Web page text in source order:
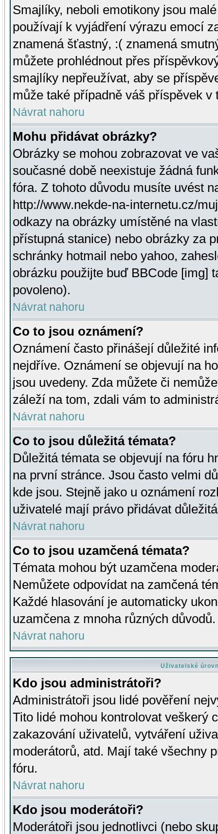
Smajlíky, neboli emotikony jsou
používají k vyjádření výrazu emocí
znamená šťastný, :( znamená
můžete prohlédnout přes
smajlíky nepřeužívat, aby se
může také případně váš příspěvek v
Návrat nahoru
Mohu přidávat obrázky?
Obrázky se mohou zobrazovat ve
současné době neexistuje žádná
fóra. Z tohoto důvodu musíte uvést
http://www.nekde-na-internetu.cz/
odkazy na obrázky umístěné na
přístupná stanice) nebo obrázky za
schránky hotmail nebo yahoo,
obrázku použijte buď BBCode [img]
povoleno).
Návrat nahoru
Co to jsou oznámení?
Oznámení často přinášejí důležité
nejdříve. Oznámení se objevují na
jsou uvedeny. Zda můžete či
záleží na tom, zdali vám to
Návrat nahoru
Co to jsou důležitá témata?
Důležitá témata se objevují na fóru
na první stránce. Jsou často velmi
kde jsou. Stejně jako u oznámení
uživatelé mají právo přidávat
Návrat nahoru
Co to jsou uzamčená témata?
Témata mohou být uzamčena
Nemůžete odpovídat na zamčená
Každé hlasování je automaticky
uzamčena z mnoha různých důvodů.
Návrat nahoru
Uživatelské
Kdo jsou administrátoři?
Administrátoři jsou lidé pověření
Tito lidé mohou kontrolovat veškerý
zakazování uživatelů, vytváření
moderátorů, atd. Mají také všechny
fóru.
Návrat nahoru
Kdo jsou moderátoři?
Moderátoři jsou jednotlivci (nebo